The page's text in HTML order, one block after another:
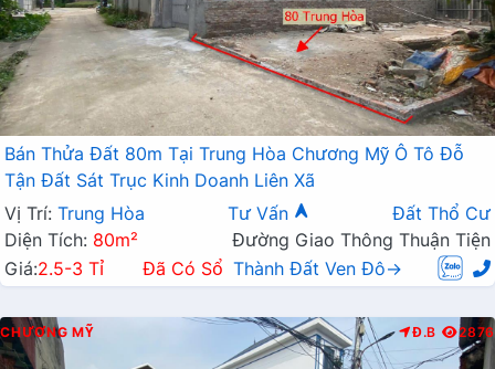
Bán Thửa Đất 80m Tại Trung Hòa Chương Mỹ Ô Tô Đỗ
Tận Đất Sát Trục Kinh Doanh Liên Xã
Vị Trí: Trung Hòa Tư Vấn
Đất Thổ Cư
Diện Tích: 80m²
Đường Giao Thông Thuận Tiện
Giá:2.5-3 Tỉ Đã Có Sổ Thành Đất Ven Đô→
CHƯƠNG MỸ Đ.B 2876